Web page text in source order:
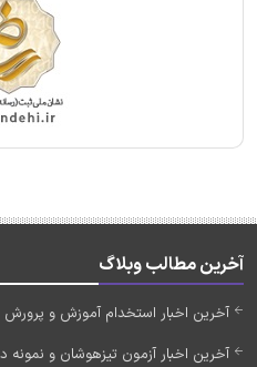
آخرین مطالب وبلاگ
آخرین اخبار استخدام آموزش و پرورش 1405 (به زودی)
آخرین اخبار آزمون تیزهوشان و نمونه